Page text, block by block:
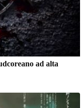
ad alta